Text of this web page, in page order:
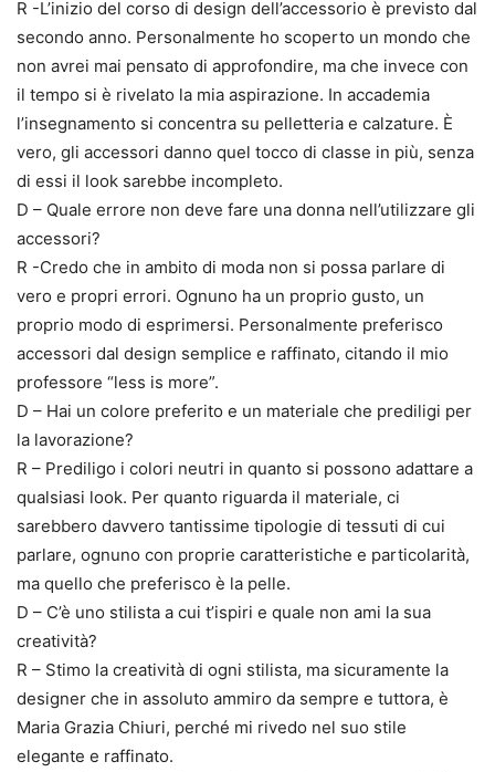
R -L’inizio del corso di design dell’accessorio è previsto dal
secondo anno. Personalmente ho scoperto un mondo che
non avrei mai pensato di approfondire, ma che invece con
il tempo si è rivelato la mia aspirazione. In accademia
l’insegnamento si concentra su pelletteria e calzature. È
vero, gli accessori danno quel tocco di classe in più, senza
di essi il look sarebbe incompleto.
D – Quale errore non deve fare una donna nell’utilizzare gli
accessori?
R -Credo che in ambito di moda non si possa parlare di
vero e propri errori. Ognuno ha un proprio gusto, un
proprio modo di esprimersi. Personalmente preferisco
accessori dal design semplice e raffinato, citando il mio
professore “less is more”.
D – Hai un colore preferito e un materiale che prediligi per
la lavorazione?
R – Prediligo i colori neutri in quanto si possono adattare a
qualsiasi look. Per quanto riguarda il materiale, ci
sarebbero davvero tantissime tipologie di tessuti di cui
parlare, ognuno con proprie caratteristiche e particolarità,
ma quello che preferisco è la pelle.
D – C’è uno stilista a cui t’ispiri e quale non ami la sua
creatività?
R – Stimo la creatività di ogni stilista, ma sicuramente la
designer che in assoluto ammiro da sempre e tuttora, è
Maria Grazia Chiuri, perché mi rivedo nel suo stile
elegante e raffinato.